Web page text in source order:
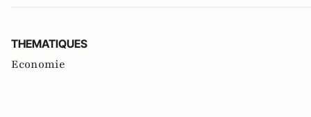
THEMATIQUES
Economie